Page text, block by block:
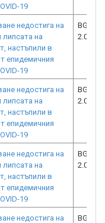
19
недостига на
липсата на
настъпили в
епидемичния
19
2.073-
недостига на
липсата на
настъпили в
епидемичния
19
2.073-
недостига на
липсата на
настъпили в
епидемичния
19
2.073-
недостига на